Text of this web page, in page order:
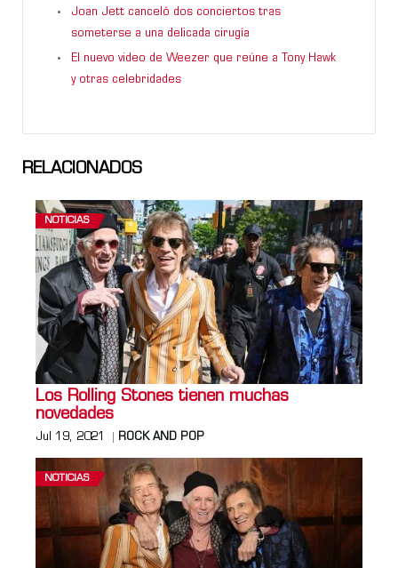
Joan Jett canceló dos conciertos tras
someterse a una delicada cirugía
El nuevo video de Weezer que reúne a Tony Hawk
y otras celebridades
RELACIONADOS
NOTICIAS
Los Rolling Stones tienen muchas
novedades
Jul 19, 2021 ROCK AND POP
NOTICIAS